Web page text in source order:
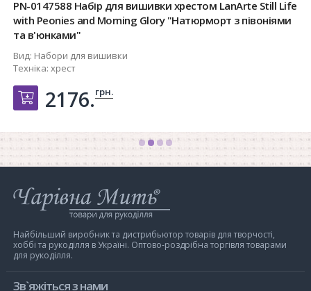
PN-0147588 Набір для вишивки хрестом LanArte Still Life
with Peonies and Morning Glory "Натюрморт з півоніями
та в'юнками"
Вид: Набори для вишивки
Техніка: хрест
Добавить в корзину
2176.грн.
Інтернет-
магазин
Мить
Найбільший виробник та дистрибьютор товарів для творчості,
хоббі та рукоділля в Україні. Оптово-роздрібна торгівля товарами
для рукоділля.
Зв`яжіться з нами